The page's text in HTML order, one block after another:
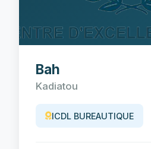
Bah
Kadiatou
ICDL BUREAUTIQUE